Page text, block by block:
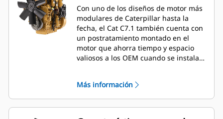
Con uno de los diseños de motor más
modulares de Caterpillar hasta la
fecha, el Cat C7.1 también cuenta con
un postratamiento montado en el
motor que ahorra tiempo y espacio
valiosos a los OEM cuando se instala
industriales y de construcción. Los
OEM también gozan de una reducción
del 20 % de largo, 5 % de alto y 40 %
Más información